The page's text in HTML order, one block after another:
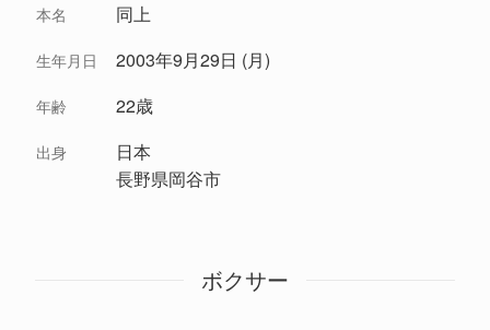
本名 同上
生年月日 2003年9月29日 (月)
年齢 22歳
出身
日本
長野県岡谷市
ボクサー